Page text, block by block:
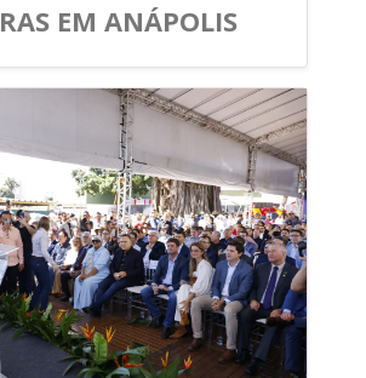
EM ANÁPOLIS